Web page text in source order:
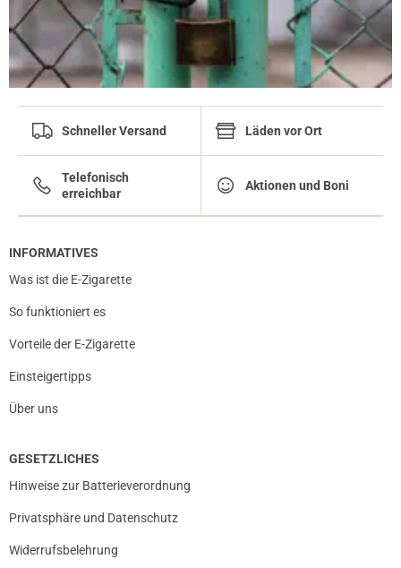
Schneller Versand Läden vor Ort
Telefonisch
erreichbar
Aktionen und Boni
INFORMATIVES
Was ist die E-Zigarette
So funktioniert es
Vorteile der E-Zigarette
Einsteigertipps
Über uns
GESETZLICHES
Hinweise zur Batterieverordnung
Privatsphäre und Datenschutz
Widerrufsbelehrung